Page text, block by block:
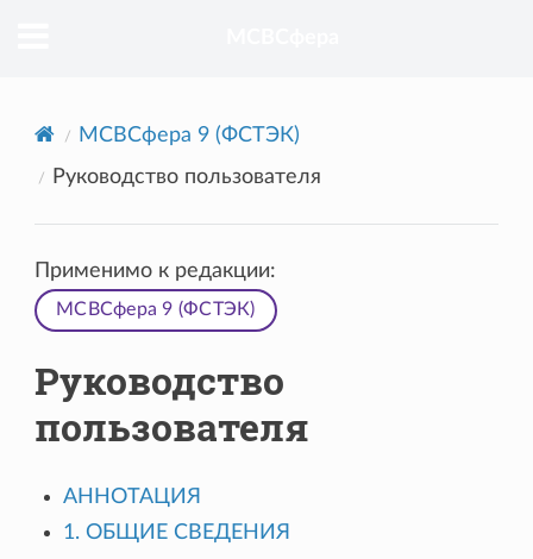
МСВСфера 9 (ФСТЭК)
Руководство пользователя
Применимо к редакции:
МСВСфера 9 (ФСТЭК)
Руководство
пользователя
АННОТАЦИЯ
1. ОБЩИЕ СВЕДЕНИЯ